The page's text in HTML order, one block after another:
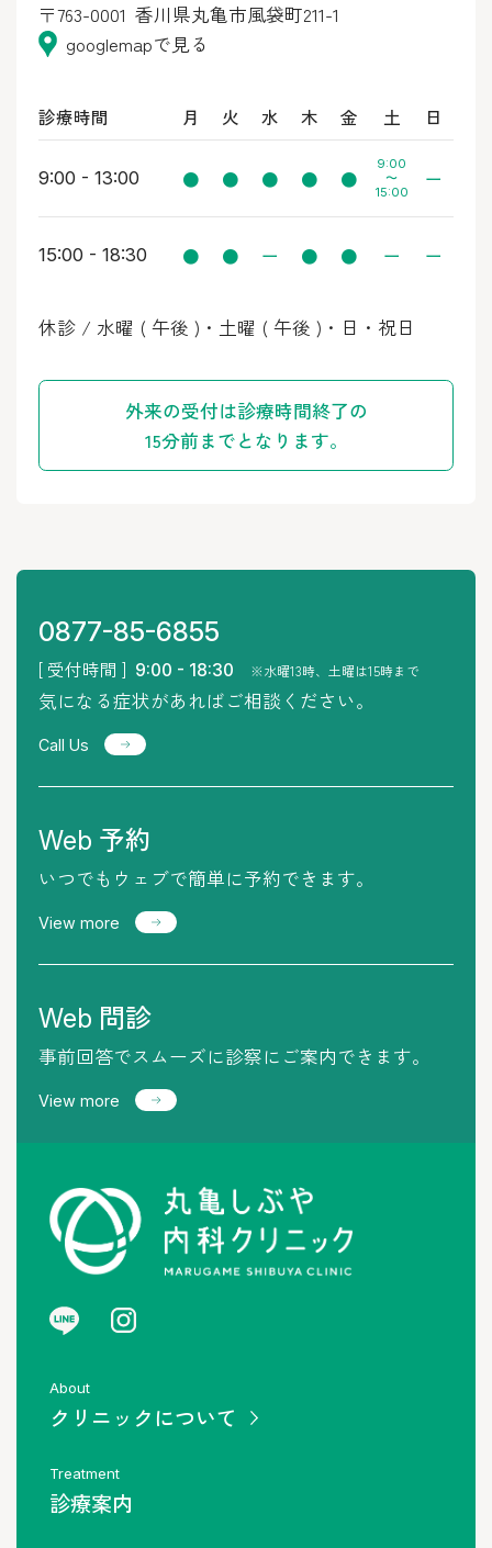
〒763-0001 香川県丸亀市風袋町211-1
googlemapで見る
診療時間 月 火 水 木 金 土 日
9:00 - 13:00 ● ● ● ● ●
9:00
〜
15:00
ー
15:00 - 18:30 ● ● ー ● ● ー ー
休診 / 水曜 ( 午後 )・土曜 ( 午後 )・日・祝日
外来の受付は診療時間終了の
15分前までとなります。
0877-85-6855
[ 受付時間 ] 9:00 - 18:30 ※水曜13時、土曜は15時まで
気になる症状があればご相談ください。
Call Us
Web 予約
いつでもウェブで簡単に予約できます。
View more
Web 問診
事前回答でスムーズに診察にご案内できます。
View more
About
クリニックについて
Treatment
診療案内